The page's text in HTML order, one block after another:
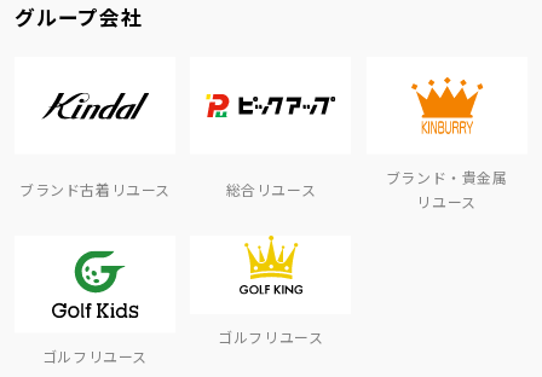
グループ会社
ブランド古着リユース 総合リユース
ブランド・貴金属
リユース
ゴルフリユース
ゴルフリユース